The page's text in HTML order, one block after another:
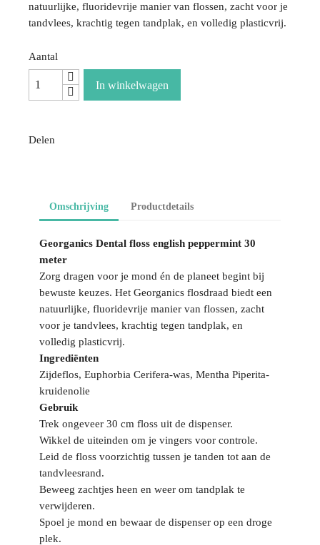
natuurlijke, fluoridevrije manier van flossen, zacht voor je
tandvlees, krachtig tegen tandplak, en volledig plasticvrij.
Aantal
In winkelwagen
Delen
Omschrijving Productdetails
Georganics Dental floss english peppermint 30
meter
Zorg dragen voor je mond én de planeet begint bij
bewuste keuzes. Het Georganics flosdraad biedt een
natuurlijke, fluoridevrije manier van flossen, zacht
voor je tandvlees, krachtig tegen tandplak, en
volledig plasticvrij.
Ingrediënten
Zijdeflos, Euphorbia Cerifera-was, Mentha Piperita-
kruidenolie
Gebruik
Trek ongeveer 30 cm floss uit de dispenser.
Wikkel de uiteinden om je vingers voor controle.
Leid de floss voorzichtig tussen je tanden tot aan de
tandvleesrand.
Beweeg zachtjes heen en weer om tandplak te
verwijderen.
Spoel je mond en bewaar de dispenser op een droge
plek.